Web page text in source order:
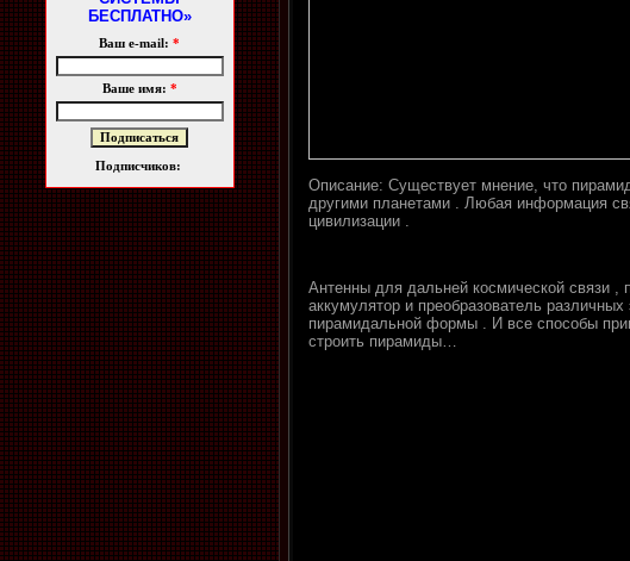
БЕСПЛАТНО»
Ваш e-mail: *
Ваше имя: *
Подписчиков:
Описание: Существует мнение, что
другими планетами . Любая информация
цивилизации .
Антенны для дальней космической связи
аккумулятор и преобразователь
пирамидальной формы . И все способы
строить пирамиды…